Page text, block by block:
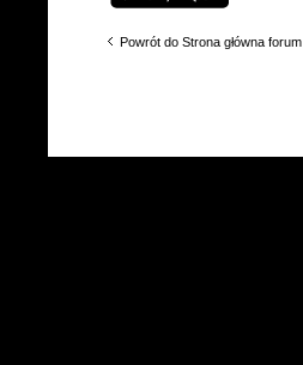
Powrót do Strona główna forum